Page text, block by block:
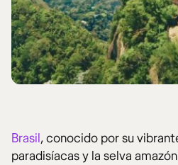
Brasil, conocido por su
paradisíacas y la selva